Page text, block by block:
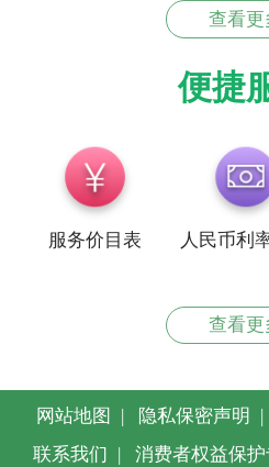
查看更
便捷
服务价目表 人民币利
查看更
网站地图 隐私保密声明
联系我们
消费者权益保护